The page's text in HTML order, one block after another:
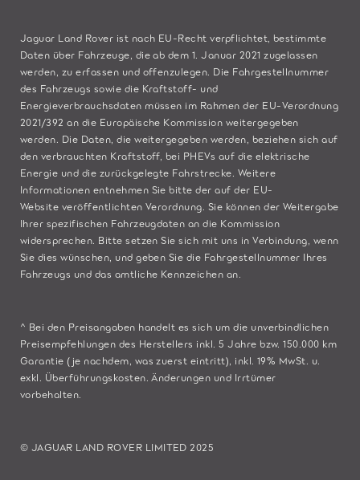
Jaguar Land Rover ist nach EU-Recht verpflichtet, bestimmte
Daten über Fahrzeuge, die ab dem 1. Januar 2021 zugelassen
werden, zu erfassen und offenzulegen. Die Fahrgestellnummer
des Fahrzeugs sowie die Kraftstoff- und
Energieverbrauchsdaten müssen im Rahmen der EU-Verordnung
2021/392 an die Europäische Kommission weitergegeben
werden. Die Daten, die weitergegeben werden, beziehen sich auf
den verbrauchten Kraftstoff, bei PHEVs auf die elektrische
Energie und die zurückgelegte Fahrstrecke. Weitere
Informationen entnehmen Sie bitte der auf der EU-
Website veröffentlichten Verordnung. Sie können der Weitergabe
Ihrer spezifischen Fahrzeugdaten an die Kommission
widersprechen. Bittesetzen Sie sich mit uns in Verbindung , wenn
Sie dies wünschen, und geben Sie die Fahrgestellnummer Ihres
Fahrzeugs und das amtliche Kennzeichen an.
^ Bei den Preisangaben handelt es sich um die unverbindlichen
Preisempfehlungen des Herstellers inkl. 5 Jahre bzw. 150.000 km
Garantie (je nachdem, was zuerst eintritt), inkl. 19% MwSt. u.
exkl. Überführungskosten. Änderungen und Irrtümer
vorbehalten.
© JAGUAR LAND ROVER LIMITED 2025